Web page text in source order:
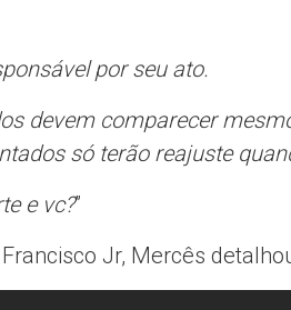
por seu ato.
devem comparecer
só terão reajuste
e vc?”
Jr, Mercês